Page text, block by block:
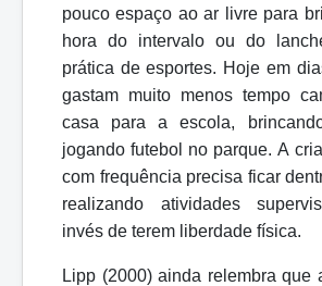
pouco espaço ao ar livre para
hora do intervalo ou do
prática de esportes. Hoje em
gastam muito menos tempo
casa para a escola,
jogando futebol no parque. A
com frequência precisa ficar
realizando atividades
invés de terem liberdade física.
Lipp (2000) ainda relembra que